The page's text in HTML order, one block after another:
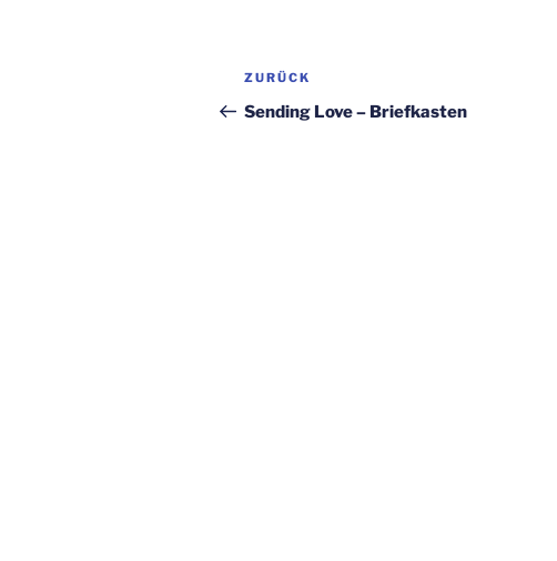
Beitragsnavigation
Vorheriger
Beitrag
ZURÜCK
Sending Love – Briefkasten